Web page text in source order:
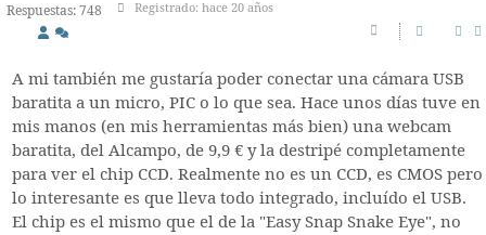
Respuestas: 748
Registrado: hace 20 años
A mi también me gustaría poder conectar una cámara USB
baratita a un micro, PIC o lo que sea. Hace unos días tuve en
mis manos (en mis herramientas más bien) una webcam
baratita, del Alcampo, de 9,9 € y la destripé completamente
para ver el chip CCD. Realmente no es un CCD, es CMOS pero
lo interesante es que lleva todo integrado, incluído el USB.
El chip es el mismo que el de la "Easy Snap Snake Eye", no